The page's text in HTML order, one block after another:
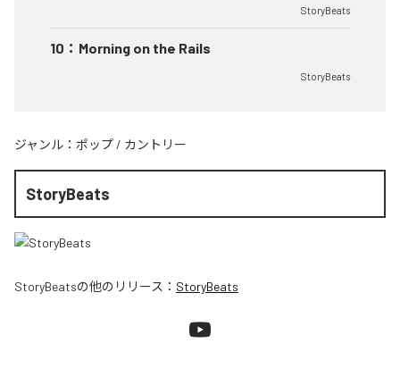
StoryBeats
10 ： Morning on the Rails
StoryBeats
ジャンル： ポップ / カントリー
StoryBeats
StoryBeatsの他のリリース： StoryBeats